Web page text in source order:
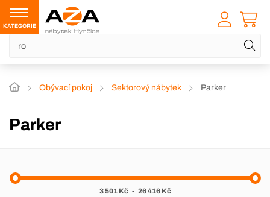
KATEGORIE
Obývací pokoj Sektorový nábytek Parker
Parker
3 501 Kč - 26 416 Kč